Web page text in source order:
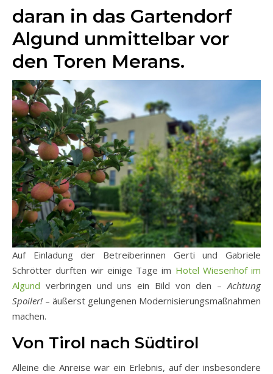
daran in das Gartendorf
Algund unmittelbar vor
den Toren Merans.
Auf Einladung der Betreiberinnen Gerti und Gabriele
Schrötter durften wir einige Tage im Hotel Wiesenhof im
Algund verbringen und uns ein Bild von den – Achtung
Spoiler! – äußerst gelungenen Modernisierungsmaßnahmen
machen.
Von Tirol nach Südtirol
Alleine die Anreise war ein Erlebnis, auf der insbesondere